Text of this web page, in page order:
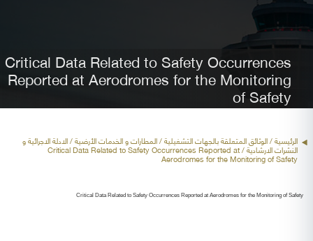
Critical Data Related to Safety Occurrences
Reported at Aerodromes for the Monitoring
of Safety
الرئيسية/ الوثائق المتعلقة بالجهات التشغيلية /المطارات و الخدمات الأرضية/ الادلة الاجرائية و
النشرات الارشادية / Critical Data Related to Safety Occurrences Reported at
Aerodromes for the Monitoring of Safety
Critical Data Related to Safety Occurrences Reported at Aerodromes for the Monitoring of Safety